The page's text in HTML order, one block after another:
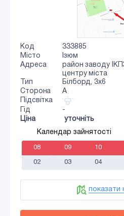
Код
333885
Місто
Ізюм
Адреса
район заводу
центру міста
Тип
Білборд, 3х6
Сторона
A
Підсвітка
Гід
-
Ціна
уточніть
Календар зайнятості
08 09 10
02 03 04
показати